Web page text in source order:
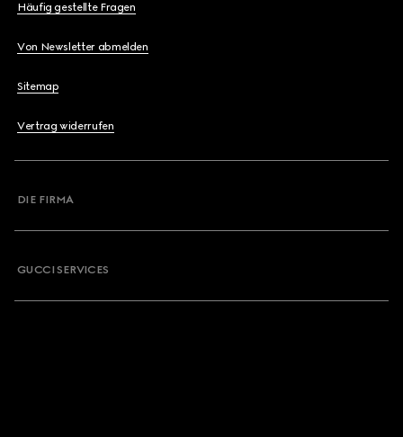
Häufig gestellte Fragen
Von Newsletter abmelden
Sitemap
Vertrag widerrufen
DIE FIRMA
GUCCI SERVICES